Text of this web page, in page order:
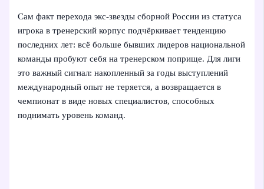
Сам факт перехода экс‑звезды сборной России из статуса
игрока в тренерский корпус подчёркивает тенденцию
последних лет: всё больше бывших лидеров национальной
команды пробуют себя на тренерском поприще. Для лиги
это важный сигнал: накопленный за годы выступлений
международный опыт не теряется, а возвращается в
чемпионат в виде новых специалистов, способных
поднимать уровень команд.